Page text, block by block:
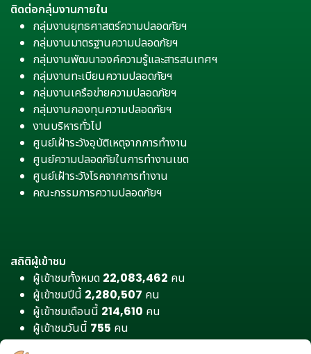
ติดต่อกลุ่มงานภายใน
กลุ่มงานยุทธศาสตร์ความปลอดภัยฯ
กลุ่มงานมาตรฐานความปลอดภัยฯ
กลุ่มงานพัฒนาองค์ความรู้และสารสนเทศฯ
กลุ่มงานทะเบียนความปลอดภัยฯ
กลุ่มงานเครือข่ายความปลอดภัยฯ
กลุ่มงานกองทุนความปลอดภัยฯ
งานบริหารทั่วไป
ศูนย์เฝ้าระวังอุบัติเหตุจากการทำงาน
ศูนย์ความปลอดภัยในการทำงานเขต
ศูนย์เฝ้าระวังโรคจากการทำงาน
คณะกรรมการความปลอดภัยฯ
สถิติผู้เข้าชม
ผู้เข้าชมทั้งหมด 22,083,462 คน
ผู้เข้าชมปีนี้ 2,280,507 คน
ผู้เข้าชมเดือนนี้ 214,610 คน
ผู้เข้าชมวันนี้ 755 คน